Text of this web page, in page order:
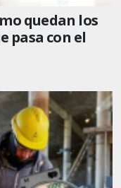
quedan los
pasa con el